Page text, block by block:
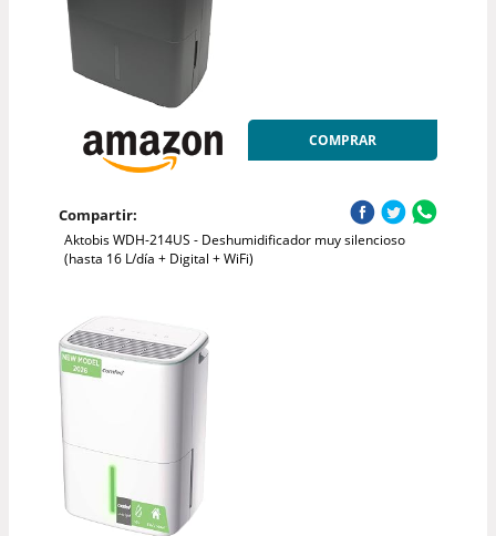
COMPRAR
Compartir:
Aktobis WDH-214US - Deshumidificador muy silencioso
(hasta 16 L/día + Digital + WiFi)